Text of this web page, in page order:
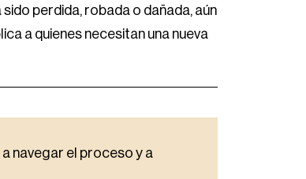
perdida, robada o dañada, aún
a quienes necesitan una nueva
navegar el proceso y a